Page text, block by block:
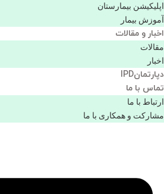
اپليكيشن بيمارستان
آموزش بیمار
اخبار و مقالات
مقالات
اخبار
دپارتمانIPD
تماس با ما
ارتباط با ما
مشاركت و همكاری با ما